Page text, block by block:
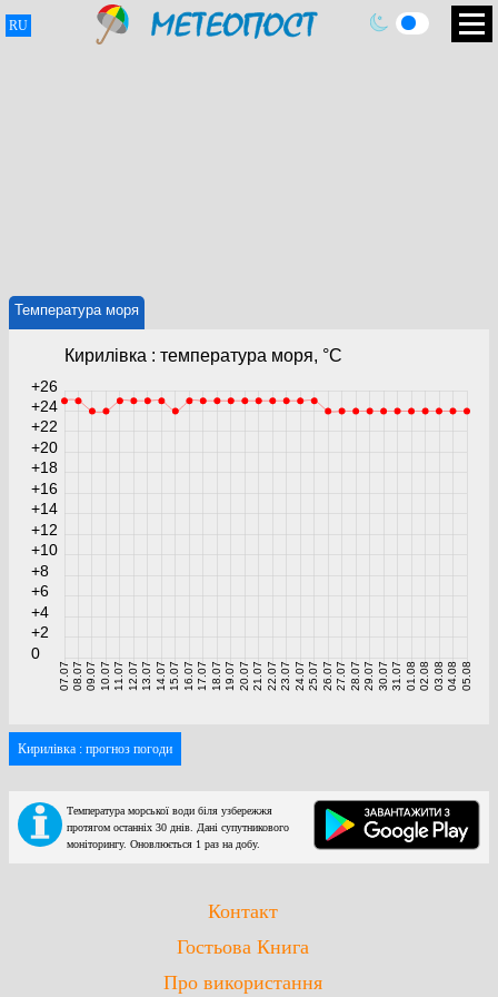
RU
Температура моря
Кирилівка : температура моря, °C
07.0708.0709.07 10.0711.07 12.0713.07 14.0715.07 16.0717.07 18.0719.07 20.0721.07 22.0723.07 24.0725.07 26.0727.07 28.0729.07 30.0731.07 01.0802.08 03.0804.08 05.08
0
+2
+4
+6
+8
+10
+12
+14
+16
+18
+20
+22
+24
+26
Кирилівка : прогноз погоди
Температура морської води біля узбережжя
протягом останніх 30 днів. Дані супутникового
моніторингу. Оновлюється 1 раз на добу.
Контакт
Гостьова Книга
Про використання